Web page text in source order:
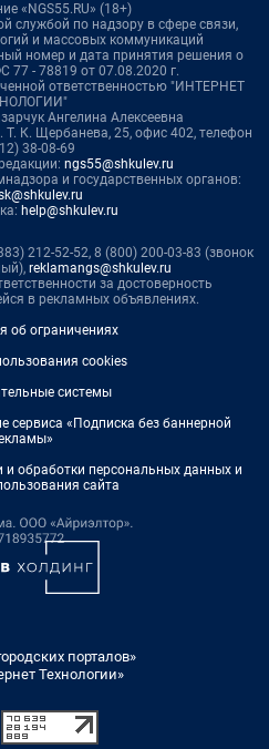
«NGS55.RU» (18+)
службой по надзору в сфере связи,
и массовых коммуникаций
номер и дата принятия решения о
77 - 78819 от 07.08.2020 г.
ответственностью "ИНТЕРНЕТ
Ангелина Алексеевна
Т. К. Щербанева, 25, офис 402, телефон
38-08-69
ngs55@shkulev.ru
и государственных органов:
help@shkulev.ru
212-52-52, 8 (800) 200-03-83 (звонок
reklamangs@shkulev.ru
за достоверность
в рекламных объявлениях.
об ограничениях
cookies
системы
сервиса «Подписка без баннерной
обработки персональных данных и
сайта
порталов»
Технологии»